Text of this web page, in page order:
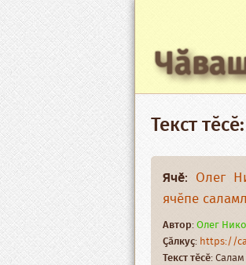
Текст
Ячӗ: Олег
ячӗпе
Автор:Олег
Ҫӑлкуҫ:https://
Текст тӗсӗ: